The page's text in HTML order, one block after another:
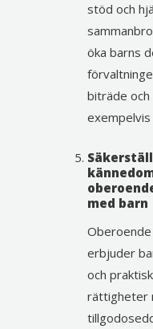
stöd och
öka barns
biträde
med barn
erbjuder
och
rättigheter